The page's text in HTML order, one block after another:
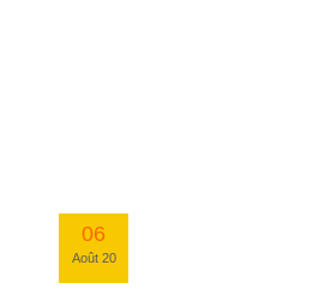
06
Août 20